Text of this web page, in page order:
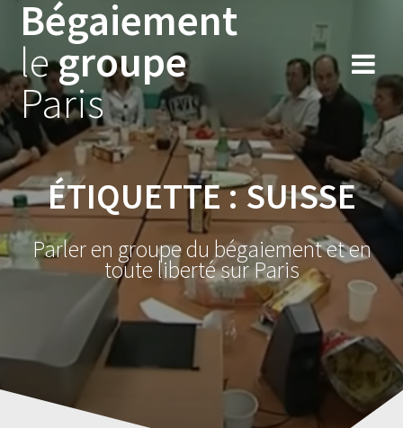
Skip
to
Bégaiement
legroupe
Paris
ÉTIQUETTE :SUISSE
Parler en groupe du bégaiement et en
toute liberté sur Paris